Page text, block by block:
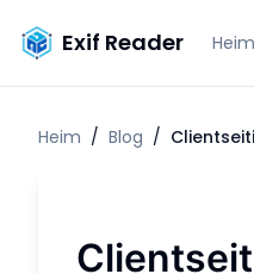
Exif Reader Heim
Heim / Blog /